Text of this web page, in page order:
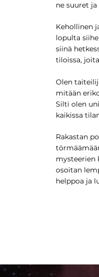
ne suuret
Kehollinen
lopulta
siinä
tiloissa,
Olen
mitään
Silti olen
kaikissa
Rakastan
mysteerien
osoitan
helppoa ja